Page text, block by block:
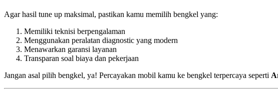
Agar hasil tune up maksimal, pastikan kamu memilih bengkel yang:
Memiliki teknisi berpengalaman
Menggunakan peralatan diagnostic yang modern
Menawarkan garansi layanan
Transparan soal biaya dan pekerjaan
Jangan asal pilih bengkel, ya! Percayakan mobil kamu ke bengkel terpercaya seperti